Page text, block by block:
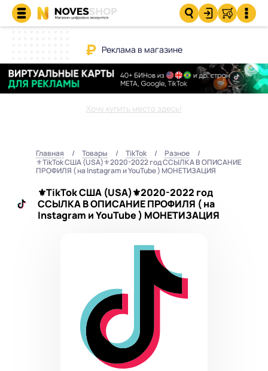
Реклама в магазине
Хочу купить место здесь!
Главная Товары TikTok
Разное
⚜️TikTok США (USA)⚜️2020-2022 год ССЫЛКА В ОПИСАНИЕ
ПРОФИЛЯ ( на Instagram и YouTube ) МОНЕТИЗАЦИЯ
⚜️TikTok США (USA)⚜️2020-2022 год
ССЫЛКА В ОПИСАНИЕ ПРОФИЛЯ ( на
Instagram и YouTube ) МОНЕТИЗАЦИЯ